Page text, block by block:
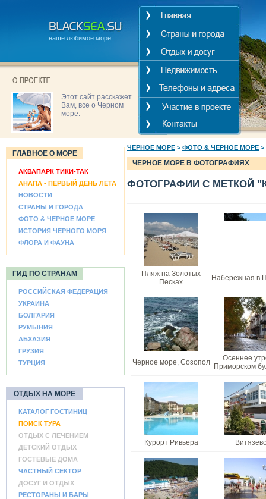
наше любимое море!
Этот сайт расскажет
Вам, все о Черном
море.
ГЛАВНОЕ О МОРЕ
АКВАПАРК ТИКИ-ТАК
АНАПА - ПЕРВЫЙ ДЕНЬ ЛЕТА
НОВОСТИ
СТРАНЫ И ГОРОДА
ФОТО & ЧЕРНОЕ МОРЕ
ИСТОРИЯ ЧЕРНОГО МОРЯ
ФЛОРА И ФАУНА
ГИД ПО СТРАНАМ
РОССИЙСКАЯ ФЕДЕРАЦИЯ
УКРАИНА
БОЛГАРИЯ
РУМЫНИЯ
АБХАЗИЯ
ГРУЗИЯ
ТУРЦИЯ
ОТДЫХ НА МОРЕ
КАТАЛОГ ГОСТИНИЦ
ПОИСК ТУРА
ОТДЫХ С ЛЕЧЕНИЕМ
ДЕТСКИЙ ОТДЫХ
ГОСТЕВЫЕ ДОМА
ЧАСТНЫЙ СЕКТОР
ДОСУГ И ОТДЫХ
РЕСТОРАНЫ И БАРЫ
ЧЕРНОЕ МОРЕ > ФОТО & ЧЕРНОЕ МОРЕ >
ЧЕРНОЕ МОРЕ В ФОТОГРАФИЯХ
ФОТОГРАФИИ С МЕТКОЙ
Пляж на Золотых
Песках
Набережная в
Черное море, Созопол
Осеннее
Приморском
Курорт Ривьера